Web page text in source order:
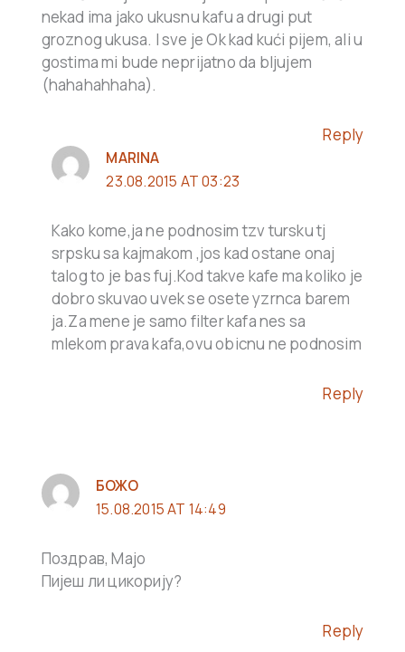
nekad ima jako ukusnu kafu a drugi put
groznog ukusa. I sve je Ok kad kući pijem, ali u
gostima mi bude neprijatno da bljujem
(hahahahhaha).
Reply
MARINA
23.08.2015 AT 03:23
Kako kome,ja ne podnosim tzv tursku tj
srpsku sa kajmakom ,jos kad ostane onaj
talog to je bas fuj.Kod takve kafe ma koliko je
dobro skuvao uvek se osete yzrnca barem
ja.Za mene je samo filter kafa nes sa
mlekom prava kafa,ovu obicnu ne podnosim
Reply
БОЖО
15.08.2015 AT 14:49
Поздрав, Мајо
Пијеш ли цикорију?
Reply